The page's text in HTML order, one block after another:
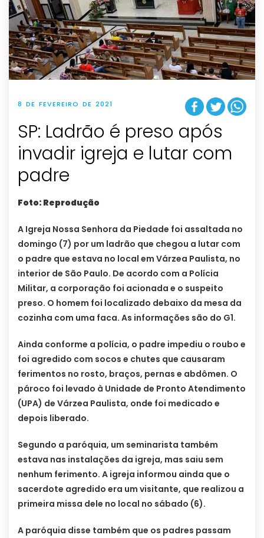
8 DE FEVEREIRO DE 2021
SP: Ladrão é preso após
invadir igreja e lutar com
padre
Foto: Reprodução
A Igreja Nossa Senhora da Piedade foi assaltada no
domingo (7) por um ladrão que chegou a lutar com
o padre que estava no local em Várzea Paulista, no
interior de São Paulo. De acordo com a Polícia
Militar, a corporação foi acionada e o suspeito
preso. O homem foi localizado debaixo da mesa da
cozinha com uma faca. As informações são do G1.
Ainda conforme a polícia, o padre impediu o roubo e
foi agredido com socos e chutes que causaram
ferimentos no rosto, braços, pernas e abdômen. O
pároco foi levado à Unidade de Pronto Atendimento
(UPA) de Várzea Paulista, onde foi medicado e
depois liberado.
Segundo a paróquia, um seminarista também
estava nas instalações da igreja, mas saiu sem
nenhum ferimento. A igreja informou ainda que o
sacerdote agredido era um visitante, que realizou a
primeira missa dele no local no sábado (6).
A paróquia disse também que os padres passam